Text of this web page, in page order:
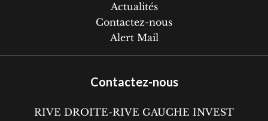
Actualités
Contactez-nous
Alert Mail
Contactez-nous
RIVE DROITE-RIVE GAUCHE INVEST